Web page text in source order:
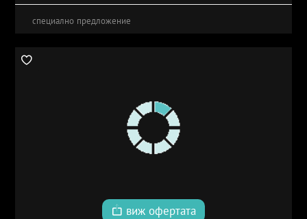
специално предложение
виж офертата